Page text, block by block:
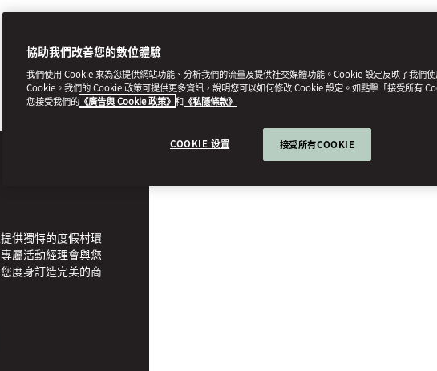
供獨特的度假村環
屬活動經理會與您
度身訂造完美的商
協助我們改善您的數位體驗
我們使用 Cookie 來為您提供網站功能、分析我們的流量及提供社交媒體功能。Cookie 設定反映了我們
Cookie。我們的 Cookie 政策可提供更多資訊，說明您可以如何修改 Cookie 設定。如點擊「接受所有
您接受我們的 《廣告與 Cookie 政策》 和 《私隱條款》
COOKIE 设置 接受所有COOKIE